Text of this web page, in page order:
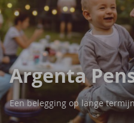
Argenta
Een belegging op lange